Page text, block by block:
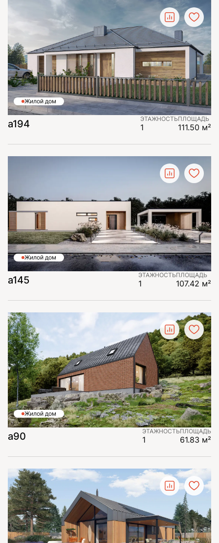
Жилой дом
a194 ЭТАЖНОСТЬ
1
ПЛОЩАДЬ
111.50 м²
Жилой дом
a145 ЭТАЖНОСТЬ
1
ПЛОЩАДЬ
107.42 м²
Жилой дом
a90 ЭТАЖНОСТЬ
1
ПЛОЩАДЬ
61.83 м²